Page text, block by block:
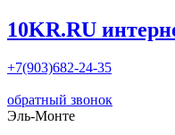
10KR.RU
+7(903)682-24-35
обратный звонок
Эль-Монте